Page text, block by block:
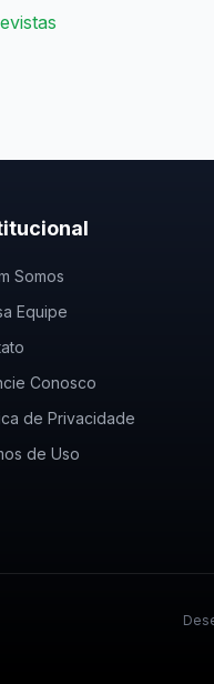
Somos
Equipe
Conosco
de Privacidade
de Uso